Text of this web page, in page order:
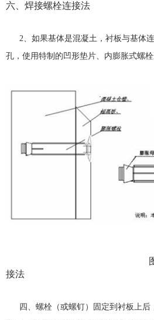
六、焊接螺栓连接法
2、如果基体是混凝土，衬板与基体
孔，使用特制的凹形垫片、内膨胀式螺栓
图七、膨胀式
接法
四、螺栓（或螺钉）固定到衬板上后